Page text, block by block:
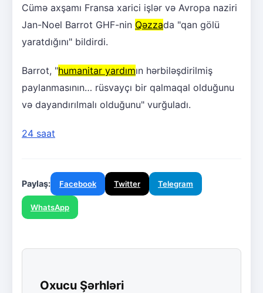
Cümə axşamı Fransa xarici işlər və Avropa naziri
Jan-Noel Barrot GHF-nin Qəzzada "qan gölü
yaratdığını" bildirdi.
Barrot, "humanitar yardımın hərbiləşdirilmiş
paylanmasının… rüsvayçı bir qalmaqal olduğunu
və dayandırılmalı olduğunu" vurğuladı.
24 saat
Paylaş: Facebook Twitter Telegram
WhatsApp
Oxucu Şərhləri